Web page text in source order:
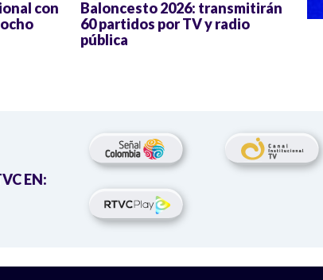
con
Baloncesto 2026: transmitirán
60 partidos por TV y radio
pública
EN: